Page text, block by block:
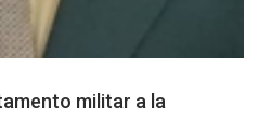
militar a la